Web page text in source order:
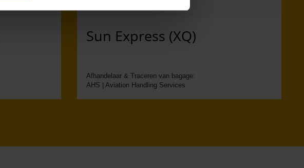
Sun Express (XQ)
Afhandelaar & Traceren van bagage:
AHS | Aviation Handling Services